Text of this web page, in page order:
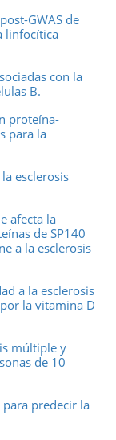
GWAS de
linfocítica
con la
B.
proteína-
para la
esclerosis
afecta la
de SP140
a la esclerosis
a la esclerosis
la vitamina D
múltiple y
de 10
predecir la